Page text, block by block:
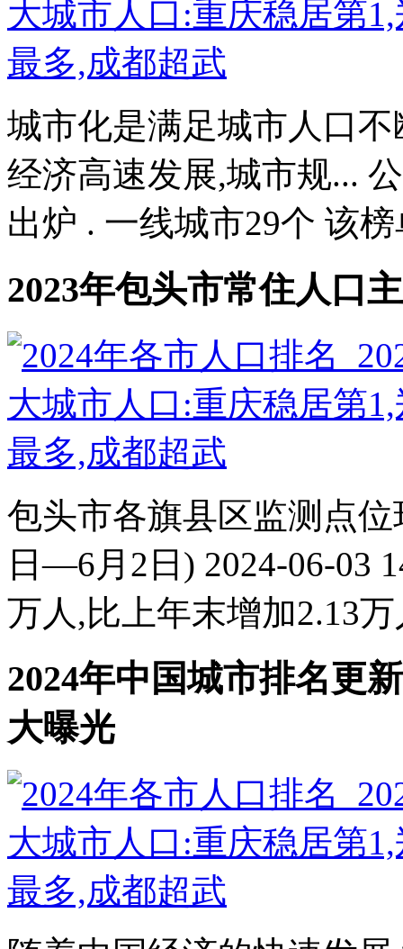
城市化是满足城市人口
经济高速发展,城市规...
出炉 . 一线城市29个 该
2023年包头市常住人口
包头市各旗县区监测点
日—6月2日) 2024-06-03
万人,比上年末增加2.13
2024年中国城市排名更
大曝光